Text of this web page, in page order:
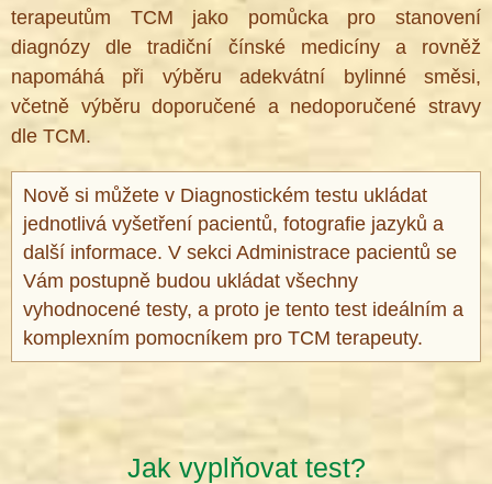
terapeutům TCM jako pomůcka pro stanovení
diagnózy dle tradiční čínské medicíny a rovněž
napomáhá při výběru adekvátní bylinné směsi,
včetně výběru doporučené a nedoporučené stravy
dle TCM.
Nově si můžete v Diagnostickém testu ukládat
jednotlivá vyšetření pacientů, fotografie jazyků a
další informace. V sekci Administrace pacientů se
Vám postupně budou ukládat všechny
vyhodnocené testy, a proto je tento test ideálním a
komplexním pomocníkem pro TCM terapeuty.
Jak vyplňovat test?